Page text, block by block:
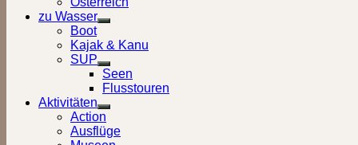
zu Wasser
Show
sub
menu
Boot
Kajak & Kanu
SUP
Show
sub
menu
Seen
Flusstouren
Aktivitäten
Show
sub
menu
Action
Ausflüge